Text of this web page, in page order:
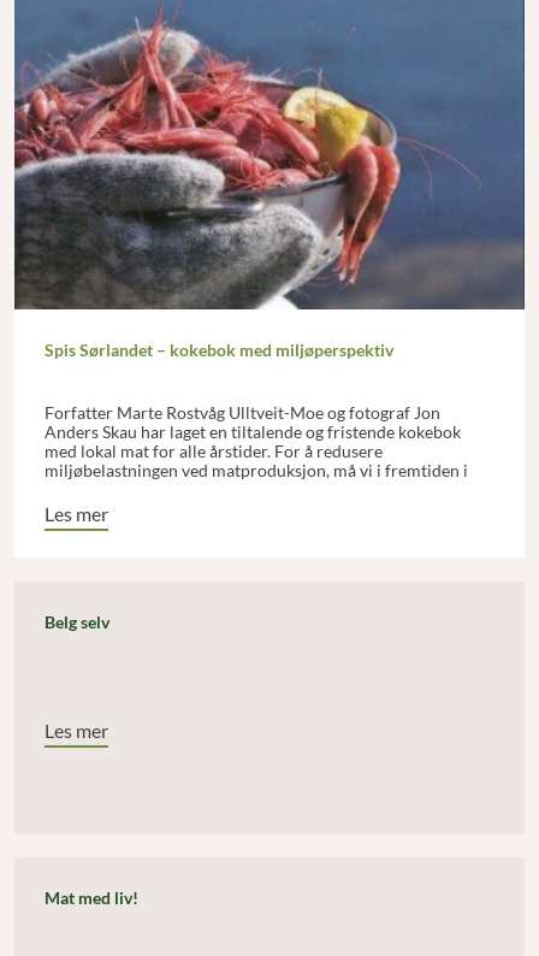
Spis Sørlandet – kokebok med miljøperspektiv
Forfatter Marte Rostvåg Ulltveit-Moe og fotograf Jon
Anders Skau har laget en tiltalende og fristende kokebok
med lokal mat for alle årstider. For å redusere
miljøbelastningen ved matproduksjon, må vi i fremtiden i
oppskriftene avspeiler dette.
Les mer
Belg selv
Les mer
Mat med liv!